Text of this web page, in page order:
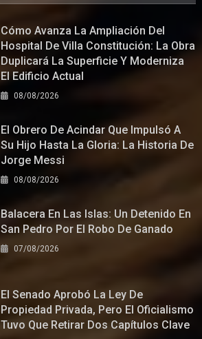
Cómo Avanza La Ampliación Del
Hospital De Villa Constitución: La Obra
Duplicará La Superficie Y Moderniza
El Edificio Actual
08/08/2026
El Obrero De Acindar Que Impulsó A
Su Hijo Hasta La Gloria: La Historia De
Jorge Messi
08/08/2026
Balacera En Las Islas: Un Detenido En
San Pedro Por El Robo De Ganado
07/08/2026
El Senado Aprobó La Ley De
Propiedad Privada, Pero El Oficialismo
Tuvo Que Retirar Dos Capítulos Clave